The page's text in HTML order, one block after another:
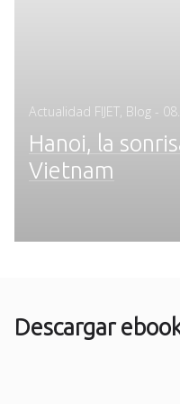
Actualidad FIJET Blog -
Hanoi, la
Vietnam
Descargar